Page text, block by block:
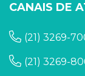
CANAIS DE
(21) 3269-
(21) 3269-